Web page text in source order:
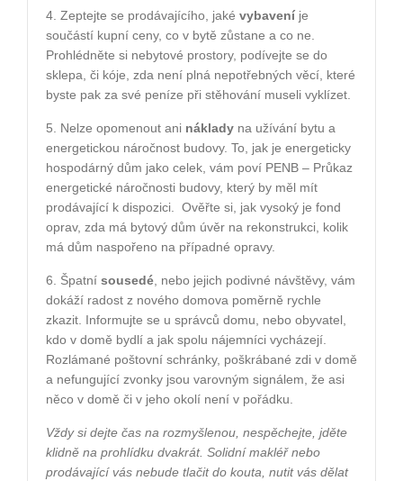
4. Zeptejte se prodávajícího, jaké vybavení je
součástí kupní ceny, co v bytě zůstane a co ne.
Prohlédněte si nebytové prostory, podívejte se do
sklepa, či kóje, zda není plná nepotřebných věcí, které
byste pak za své peníze při stěhování museli vyklízet.
5. Nelze opomenout ani náklady na užívání bytu a
energetickou náročnost budovy. To, jak je energeticky
hospodárný dům jako celek, vám poví PENB – Průkaz
energetické náročnosti budovy, který by měl mít
prodávající k dispozici.
Ověřte si, jak vysoký je fond
oprav, zda má bytový dům úvěr na rekonstrukci, kolik
má dům naspořeno na případné opravy.
6. Špatní sousedé , nebo jejich podivné návštěvy, vám
dokáží radost z nového domova poměrně rychle
zkazit. Informujte se u správců domu, nebo obyvatel,
kdo v domě bydlí a jak spolu nájemníci vycházejí.
Rozlámané poštovní schránky, poškrábané zdi v domě
a nefungující zvonky jsou varovným signálem, že asi
něco v domě či v jeho okolí není v pořádku.
Vždy si dejte čas na rozmyšlenou, nespěchejte, jděte
klidně na prohlídku dvakrát. Solidní makléř nebo
prodávající vás nebude tlačit do kouta, nutit vás dělat